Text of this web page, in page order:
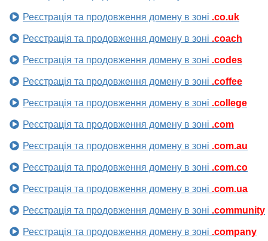
Реєстрація та продовження домену в зоні .co.uk
Реєстрація та продовження домену в зоні .coach
Реєстрація та продовження домену в зоні .codes
Реєстрація та продовження домену в зоні .coffee
Реєстрація та продовження домену в зоні .college
Реєстрація та продовження домену в зоні .com
Реєстрація та продовження домену в зоні .com.au
Реєстрація та продовження домену в зоні .com.co
Реєстрація та продовження домену в зоні .com.ua
Реєстрація та продовження домену в зоні .community
Реєстрація та продовження домену в зоні .company